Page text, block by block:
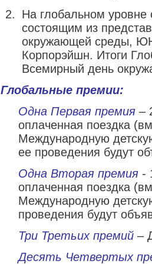
На глобальном уровне
состоящим из
окружающей среды,
Корпорэйшн. Итоги
Всемирный день
Глобальные премии:
Одна Первая премия–
оплаченная поездка
Международную
ее проведения будут
Одна Вторая премия-
оплаченная поездка
Международную
проведения будут
Три Третьих премий–
Десять Четвертых